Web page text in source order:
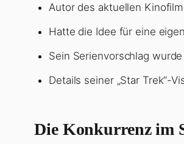
Autor des aktuellen
Hatte die Idee für eine
Sein Serienvorschlag
Details seiner „Star Trek“-
Die Konkurrenz im